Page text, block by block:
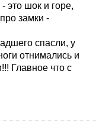
это шок и горе,
замки -
спасли, у
отнимались и
Главное что с